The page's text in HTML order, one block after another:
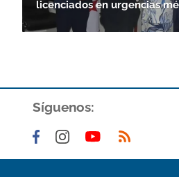
licenciados en urgencias
Síguenos: